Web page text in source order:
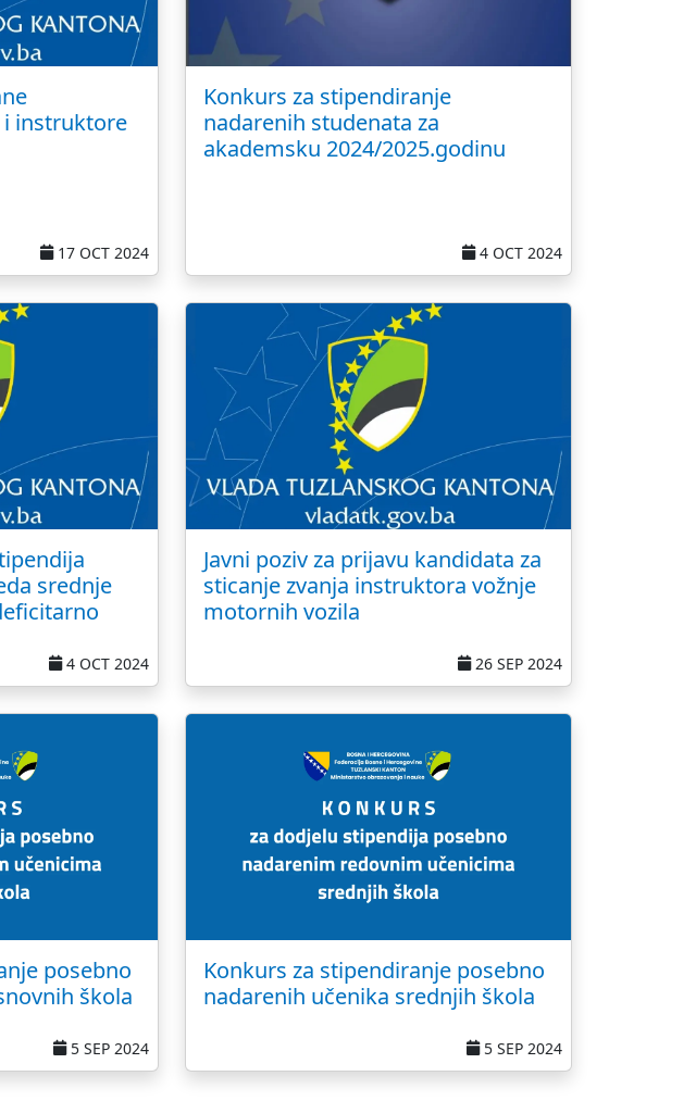
i instruktore
17 OCT 2024
Konkurs za stipendiranje
nadarenih studenata za
akademsku 2024/2025.godinu
4 OCT 2024
srednje
4 OCT 2024
Javni poziv za prijavu kandidata za
sticanje zvanja instruktora vožnje
motornih vozila
26 SEP 2024
posebno
škola
5 SEP 2024
Konkurs za stipendiranje posebno
nadarenih učenika srednjih škola
5 SEP 2024